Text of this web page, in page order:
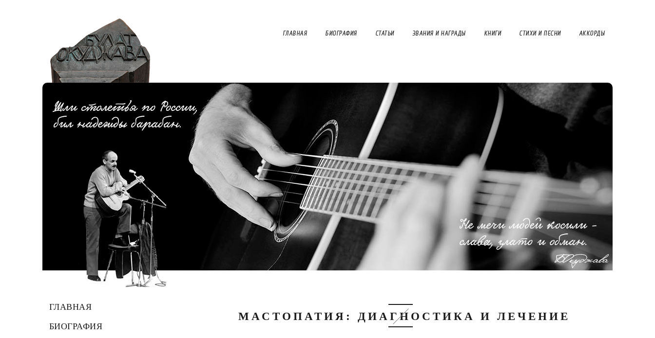
ГЛАВНАЯ БИОГРАФИЯ СТАТЬИ ЗВАНИЯ И НАГРАДЫ КНИГИ СТИХИ И ПЕСНИ АККОРДЫ
ГЛАВНАЯ
БИОГРАФИЯ
МАСТОПАТИЯ: ДИАГНОСТИКА И ЛЕЧЕНИЕ